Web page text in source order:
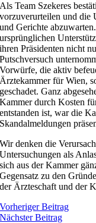
Als Team Szekeres
vorzuverurteilen und die
und Gerichte
ursprünglichen
ihren Präsidenten nicht
Putschversuch
Vorwürfe, die aktiv
Ärztekammer für Wien,
geschadet. Ganz
Kammer durch Kosten
entstanden ist, war die
Skandalmeldungen
Wir denken die
Untersuchungen als
sich aus der Kammer
Gegensatz zu den
der Ärzteschaft und der
Vorheriger Beitrag
Nächster Beitrag